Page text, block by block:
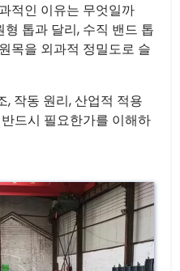
적인 이유는 무엇일까
톱과 달리, 수직 밴드 톱
목을 외과적 정밀도로 슬
, 작동 원리, 산업적 적용
드시 필요한가를 이해하